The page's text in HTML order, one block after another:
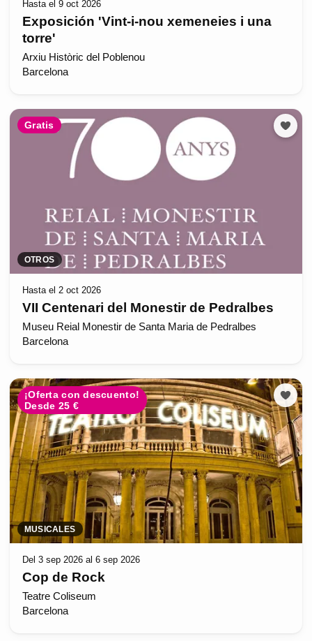
Hasta el 9 oct 2026
Exposición 'Vint-i-nou xemeneies i una
torre'
Arxiu Històric del Poblenou
Barcelona
Gratis
OTROS
Hasta el 2 oct 2026
VII Centenari del Monestir de Pedralbes
Museu Reial Monestir de Santa Maria de Pedralbes
Barcelona
¡Oferta con descuento!
Desde 25 €
MUSICALES
Del 3 sep 2026 al 6 sep 2026
Cop de Rock
Teatre Coliseum
Barcelona